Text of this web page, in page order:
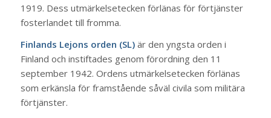
1919. Dess utmärkelsetecken förlänas för förtjänster
fosterlandet till fromma.
Finlands Lejons orden (SL)är den yngsta orden i
Finland och instiftades genom förordning den 11
september 1942. Ordens utmärkelsetecken förlänas
som erkänsla för framstående såväl civila som militära
förtjänster.